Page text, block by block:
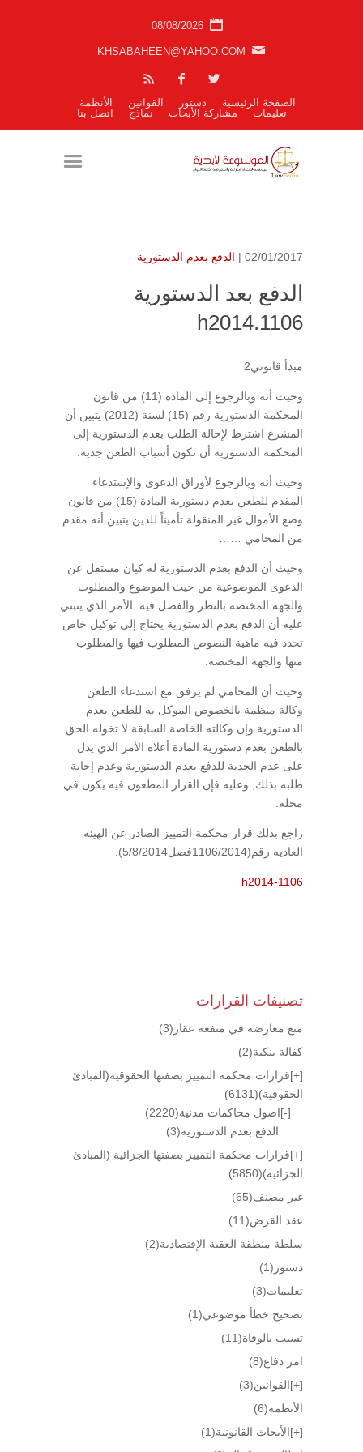
08/08/2026
KHSABAHEEN@YAHOO.COM
الصفحة الرئيسية دستور القوانين
الأنظمة
تعليمات
مشاركة الأبحاث نماذج اتصل بنا
02/01/2017 | الدفع بعدم الدستورية
الدفع بعد الدستورية
h2014.1106
مبدأ قانوني2
وحيث أنه وبالرجوع إلى المادة (11) من قانون
المحكمة الدستورية رقم (15) لسنة (2012) يتبين أن
المشرع اشترط لإحالة الطلب بعدم الدستورية إلى
المحكمة الدستورية أن تكون أسباب الطعن جدية.
وحيث أنه وبالرجوع لأوراق الدعوى والإستدعاء
المقدم للطعن بعدم دستورية المادة (15) من قانون
وضع الأموال غير المنقولة تأميناً للدين يتبين أنه مقدم
من المحامي ……
وحيث أن الدفع بعدم الدستورية له كيان مستقل عن
الدعوى الموضوعية من حيث الموضوع والمطلوب
والجهة المختصة بالنظر والفصل فيه. الأمر الذي ينبني
عليه أن الدفع بعدم الدستورية يحتاج إلى توكيل خاص
تحدد فيه ماهية النصوص المطلوب فيها والمطلوب
منها والجهة المختصة.
وحيث أن المحامي لم يرفق مع استدعاء الطعن
وكالة منظمة بالخصوص الموكل به للطعن بعدم
الدستورية وإن وكالته الخاصة السابقة لا تخوله الحق
بالطعن بعدم دستورية المادة أعلاه الأمر الذي يدل
على عدم الجدية للدفع بعدم الدستورية وعدم إجابة
طلبه بذلك, وعليه فإن القرار المطعون فيه يكون في
محله.
راجع بذلك قرار محكمة التمييز الصادر عن الهيئه
العاديه رقم(1106/2014فصل5/8/2014).
h2014-1106
تصنيفات القرارات
منع معارضة في منفعة عقار (3)
كفالة بنكية(2)
[+]قرارات محكمة التمييز بصفتها الحقوقية(المبادئ
الحقوقية)(6131)
[-]اصول محاكمات مدنية(2220)
الدفع بعدم الدستورية(3)
[+]قرارات محكمة التمييز بصفتها الجزائية (المبادئ
الجزائية)(5850)
غير مصنف(65)
عقد القرض(11)
سلطة منطقة العقبة الإقتصادية(2)
دستور (1)
تعليمات(3)
تصحيح خطأ موضوعي(1)
تسبب بالوفاة(11)
امر دفاع(8)
[+]القوانين(3)
الأنظمة(6)
[+]الأبحاث القانونية(1)